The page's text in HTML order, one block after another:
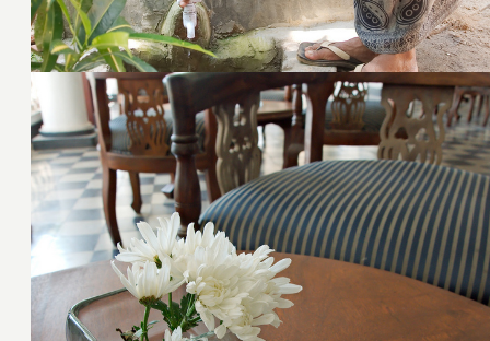
18. Januar 2009